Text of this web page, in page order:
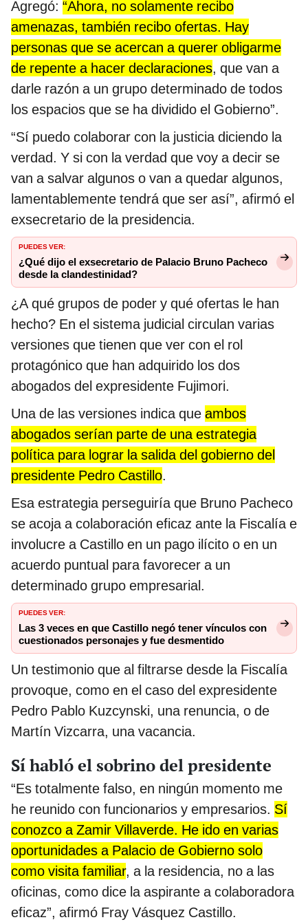
Agregó: “Ahora, no solamente recibo
amenazas, también recibo ofertas. Hay
personas que se acercan a querer obligarme
de repente a hacer declaraciones, que van a
darle razón a un grupo determinado de todos
los espacios que se ha dividido el Gobierno”.
“Sí puedo colaborar con la justicia diciendo la
verdad. Y si con la verdad que voy a decir se
van a salvar algunos o van a quedar algunos,
lamentablemente tendrá que ser así”, afirmó el
exsecretario de la presidencia.
PUEDES VER:
¿Qué dijo el exsecretario de Palacio Bruno Pacheco
desde la clandestinidad?
¿A qué grupos de poder y qué ofertas le han
hecho? En el sistema judicial circulan varias
versiones que tienen que ver con el rol
protagónico que han adquirido los dos
abogados del expresidente Fujimori.
Una de las versiones indica que ambos
abogados serían parte de una estrategia
política para lograr la salida del gobierno del
presidente Pedro Castillo.
Esa estrategia perseguiría que Bruno Pacheco
se acoja a colaboración eficaz ante la Fiscalía e
involucre a Castillo en un pago ilícito o en un
acuerdo puntual para favorecer a un
determinado grupo empresarial.
PUEDES VER:
Las 3 veces en que Castillo negó tener vínculos con
cuestionados personajes y fue desmentido
Un testimonio que al filtrarse desde la Fiscalía
provoque, como en el caso del expresidente
Pedro Pablo Kuzcynski, una renuncia, o de
Martín Vizcarra, una vacancia.
Sí habló el sobrino del presidente
“Es totalmente falso, en ningún momento me
he reunido con funcionarios y empresarios. Sí
conozco a Zamir Villaverde. He ido en varias
oportunidades a Palacio de Gobierno solo
como visita familiar, a la residencia, no a las
oficinas, como dice la aspirante a colaboradora
eficaz”, afirmó Fray Vásquez Castillo.